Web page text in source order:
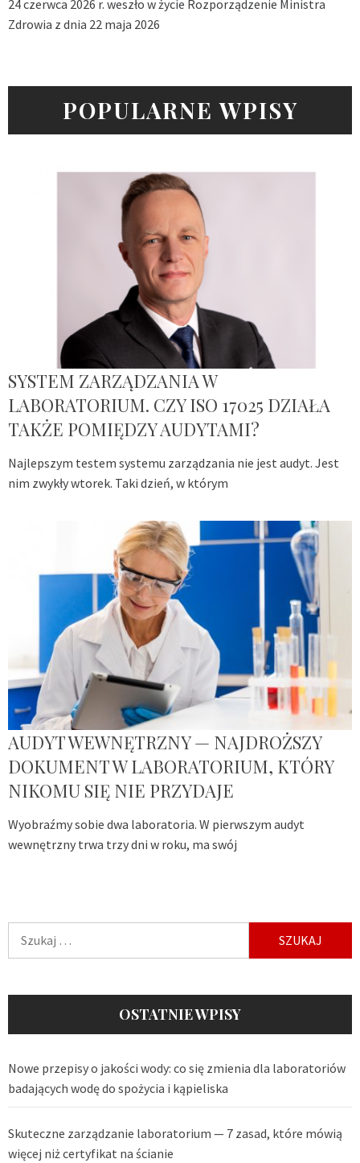
24 czerwca 2026 r. weszło w życie Rozporządzenie Ministra
Zdrowia z dnia 22 maja 2026
POPULARNE WPISY
SYSTEM ZARZĄDZANIA W
LABORATORIUM. CZY ISO 17025 DZIAŁA
TAKŻE POMIĘDZY AUDYTAMI?
Najlepszym testem systemu zarządzania nie jest audyt. Jest
nim zwykły wtorek. Taki dzień, w którym
AUDYT WEWNĘTRZNY — NAJDROŻSZY
DOKUMENT W LABORATORIUM, KTÓRY
NIKOMU SIĘ NIE PRZYDAJE
Wyobraźmy sobie dwa laboratoria. W pierwszym audyt
wewnętrzny trwa trzy dni w roku, ma swój
OSTATNIE WPISY
Nowe przepisy o jakości wody: co się zmienia dla laboratoriów
badających wodę do spożycia i kąpieliska
Skuteczne zarządzanie laboratorium — 7 zasad, które mówią
więcej niż certyfikat na ścianie